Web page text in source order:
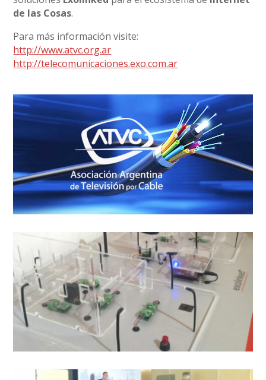
de las Cosas.
Para más información visite:
http://www.atvc.org.ar
http://telecomunicaciones.exo.com.ar